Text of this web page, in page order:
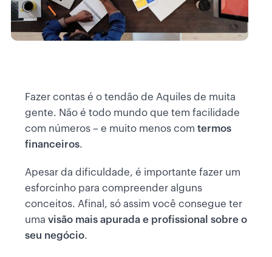
Fazer contas é o tendão de Aquiles de muita
gente. Não é todo mundo que tem facilidade
com números – e muito menos com termos
financeiros.
Apesar da dificuldade, é importante fazer um
esforcinho para compreender alguns
conceitos. Afinal, só assim você consegue ter
uma visão mais apurada e profissional sobre o
seu negócio.